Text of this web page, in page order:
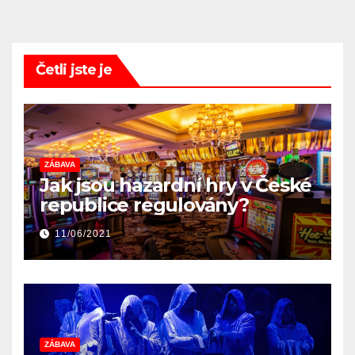
Četli jste je
ZÁBAVA
Jak jsou hazardní hry v České
republice regulovány?
11/06/2021
ZÁBAVA